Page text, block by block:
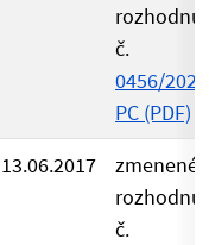
č.
0456/
PC (PDF)
13.06.2017
zmenené
č.